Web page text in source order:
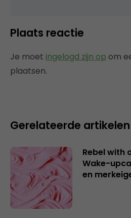
Plaats reactie
Je moet ingelogd zijn op om
plaatsen.
Gerelateerde artikelen
Rebel with
Wake-
en